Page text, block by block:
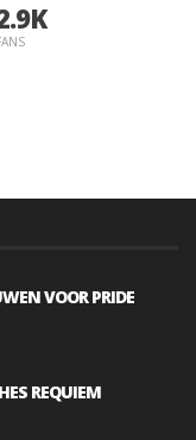
VOOR PRIDE
REQUIEM